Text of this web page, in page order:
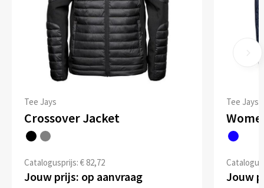
Tee Jays
Crossover Jacket
Catalogusprijs: € 82,72
Jouw prijs: op aanvraag
Tee Jays
Jouw